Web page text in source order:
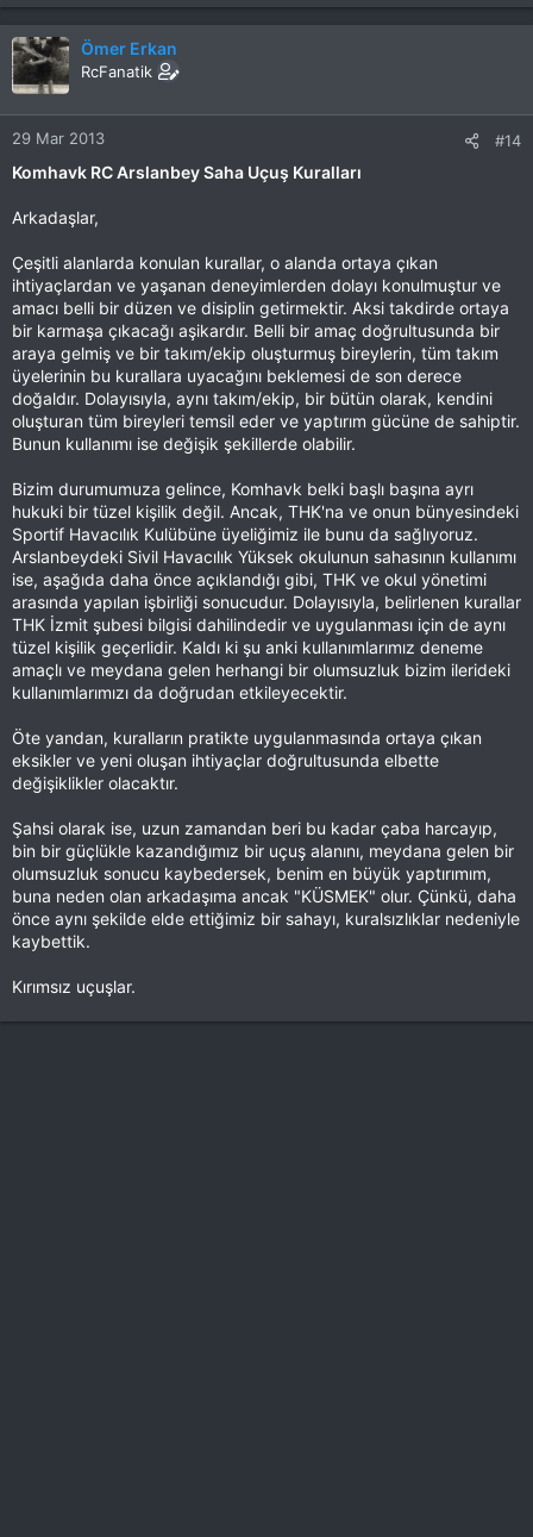
Ömer Erkan
RcFanatik
29 Mar 2013 #14
Komhavk RC Arslanbey Saha Uçuş Kuralları
Arkadaşlar,
Çeşitli alanlarda konulan kurallar, o alanda ortaya çıkan
ihtiyaçlardan ve yaşanan deneyimlerden dolayı konulmuştur ve
amacı belli bir düzen ve disiplin getirmektir. Aksi takdirde ortaya
bir karmaşa çıkacağı aşikardır. Belli bir amaç doğrultusunda bir
araya gelmiş ve bir takım/ekip oluşturmuş bireylerin, tüm takım
üyelerinin bu kurallara uyacağını beklemesi de son derece
doğaldır. Dolayısıyla, aynı takım/ekip, bir bütün olarak, kendini
oluşturan tüm bireyleri temsil eder ve yaptırım gücüne de sahiptir.
Bunun kullanımı ise değişik şekillerde olabilir.
Bizim durumumuza gelince, Komhavk belki başlı başına ayrı
hukuki bir tüzel kişilik değil. Ancak, THK'na ve onun bünyesindeki
Sportif Havacılık Kulübüne üyeliğimiz ile bunu da sağlıyoruz.
Arslanbeydeki Sivil Havacılık Yüksek okulunun sahasının kullanımı
ise, aşağıda daha önce açıklandığı gibi, THK ve okul yönetimi
arasında yapılan işbirliği sonucudur. Dolayısıyla, belirlenen kurallar
THK İzmit şubesi bilgisi dahilindedir ve uygulanması için de aynı
tüzel kişilik geçerlidir. Kaldı ki şu anki kullanımlarımız deneme
amaçlı ve meydana gelen herhangi bir olumsuzluk bizim ilerideki
kullanımlarımızı da doğrudan etkileyecektir.
Öte yandan, kuralların pratikte uygulanmasında ortaya çıkan
eksikler ve yeni oluşan ihtiyaçlar doğrultusunda elbette
değişiklikler olacaktır.
Şahsi olarak ise, uzun zamandan beri bu kadar çaba harcayıp,
bin bir güçlükle kazandığımız bir uçuş alanını, meydana gelen bir
olumsuzluk sonucu kaybedersek, benim en büyük yaptırımım,
buna neden olan arkadaşıma ancak "KÜSMEK" olur. Çünkü, daha
önce aynı şekilde elde ettiğimiz bir sahayı, kuralsızlıklar nedeniyle
kaybettik.
Kırımsız uçuşlar.